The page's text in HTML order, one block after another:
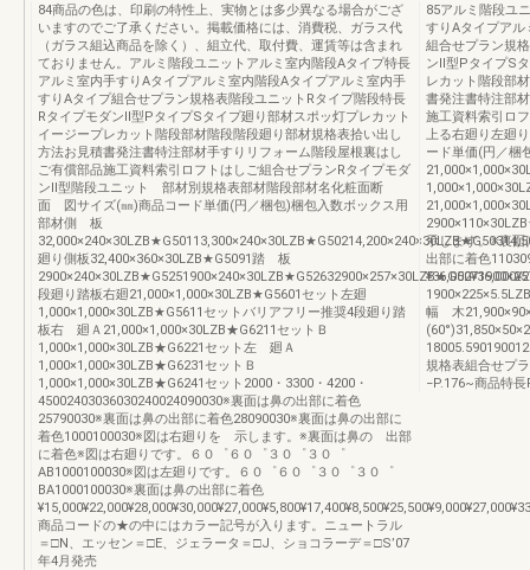
84商品の色は、印刷の特性上、実物とは多少異なる場合がござ
いますのでご了承ください。掲載価格には、消費税、ガラス代
（ガラス組込商品を除く）、組立代、取付費、運賃等は含まれ
ておりません。アルミ階段ユニットアルミ室内階段Aタイプ特長
アルミ室内手すりAタイプアルミ室内階段Aタイプアルミ室内手
すりAタイプ組合せプラン規格表階段ユニットRタイプ階段特長
RタイプモダンⅡ型PタイプSタイプ廻り部材スポッ灯プレカット
イージープレカット階段部材階段階段廻り部材規格表拾い出し
方法お見積書発注書特注部材手すりリフォーム階段屋根裏はし
ご有償部品施工資料索引ロフトはしご組合せプランRタイプモダ
ンⅡ型階段ユニット 部材別規格表部材階段部材名化粧面断
面 図サイズ(㎜)商品コード単価(円／梱包)梱包入数ボックス用
部材側 板
廻り側板32,400×360×30LZB★G5091踏 板
段廻り踏板右廻21,000×1,000×30LZB★G5601セット左廻
1,000×1,000×30LZB★G5611セットバリアフリー推奨4段廻り踏
板右 廻Ａ21,000×1,000×30LZB★G6211セットＢ
1,000×1,000×30LZB★G6221セット左 廻Ａ
1,000×1,000×30LZB★G6231セットＢ
1,000×1,000×30LZB★G6241セット2000・3300・4200・
45002403036030240024090030※裏面は鼻の出部に着色
25790030※裏面は鼻の出部に着色28090030※裏面は鼻の出部に
着色1000100030※図は右廻りを 示します。※裏面は鼻の 出部
に着色※図は右廻りです。６０゜６０゜３０゜３０゜
AB1000100030※図は左廻りです。６０゜６０゜３０゜３０゜
BA1000100030※裏面は鼻の出部に着色
商品コードの★の中にはカラー記号が入ります。ニュートラル
＝□N、エッセン＝□E、ジェラータ＝□J、ショコラーデ＝□S’07
年4月発売
85アルミ階段ユ
すりAタイプアル
組合せプラン規
ンⅡ型PタイプS
レカット階段部
書発注書特注部
施工資料索引ロ
上る右廻り左廻
ード単価(円／梱
示します。※裏
出部に着色
幅 木
規格表組合せプ
−P.176~商品特長